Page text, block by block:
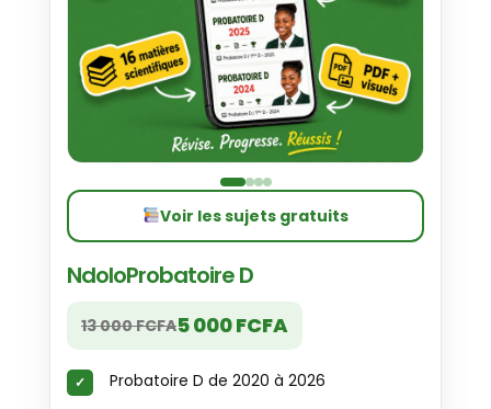
Voir les sujets gratuits
NdoloProbatoire D
13 000 FCFA5 000 FCFA
Probatoire D de 2020 à 2026